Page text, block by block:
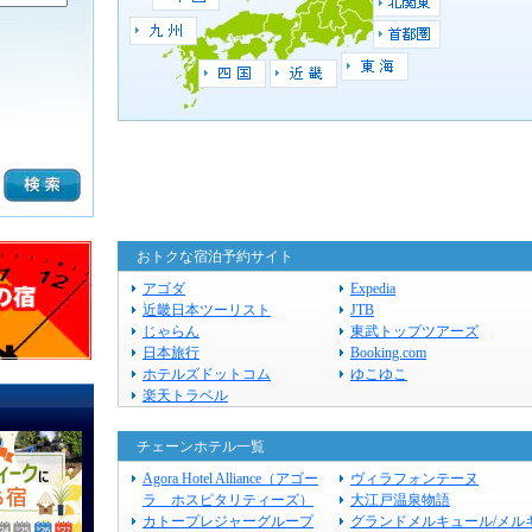
おトクな宿泊予約サイト
アゴダ
Expedia
近畿日本ツーリスト
JTB
じゃらん
東武トップツアーズ
日本旅行
Booking.com
ホテルズドットコム
ゆこゆこ
楽天トラベル
チェーンホテル一覧
Agora Hotel Alliance（アゴー
ラ ホスピタリティーズ）
ヴィラフォンテーヌ
大江戸温泉物語
カトープレジャーグループ
グランドメルキュール/メル